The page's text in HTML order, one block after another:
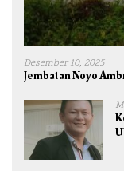
Desember 10, 2025
Jembatan Noyo